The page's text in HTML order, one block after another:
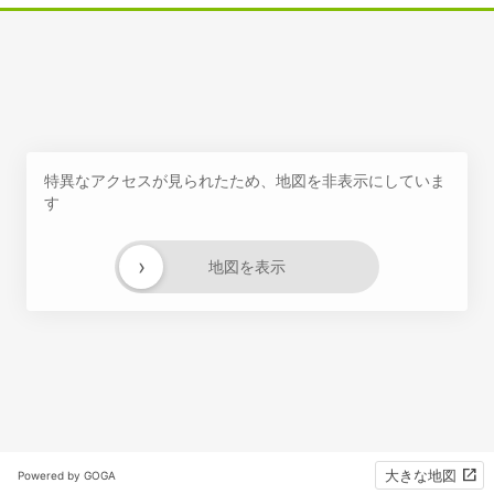
特異なアクセスが見られたため、地図を非表示にしていま
す
地図を表示
›
Powered by GOGA 大きな地図